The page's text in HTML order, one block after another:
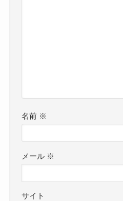
名前 ※
メール ※
サイト